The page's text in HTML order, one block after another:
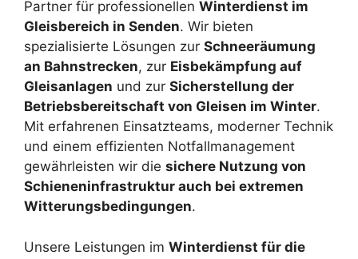
Partner für professionellen Winterdienst im
Gleisbereich in Senden. Wir bieten
spezialisierte Lösungen zur Schneeräumung
an Bahnstrecken, zur Eisbekämpfung auf
Gleisanlagen und zur Sicherstellung der
Betriebsbereitschaft von Gleisen im Winter.
Mit erfahrenen Einsatzteams, moderner Technik
und einem effizienten Notfallmanagement
gewährleisten wir die sichere Nutzung von
Schieneninfrastruktur auch bei extremen
Witterungsbedingungen.
Unsere Leistungen im Winterdienst für die